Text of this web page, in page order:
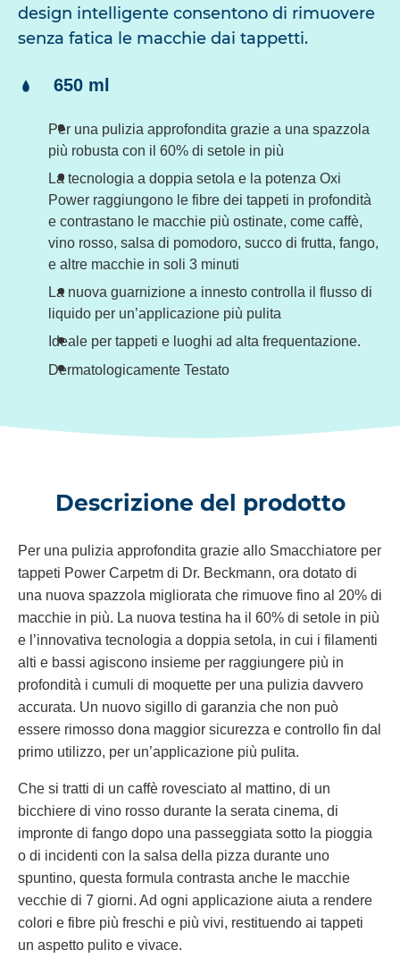
design intelligente consentono di rimuovere
senza fatica le macchie dai tappetti.
Contenuto:
650 ml
Per una pulizia approfondita grazie a una spazzola
più robusta con il 60% di setole in più
La tecnologia a doppia setola e la potenza Oxi
Power raggiungono le fibre dei tappeti in profondità
e contrastano le macchie più ostinate, come caffè,
vino rosso, salsa di pomodoro, succo di frutta, fango,
e altre macchie in soli 3 minuti
La nuova guarnizione a innesto controlla il flusso di
liquido per un’applicazione più pulita
Ideale per tappeti e luoghi ad alta frequentazione.
Dermatologicamente Testato
Descrizione del prodotto
Per una pulizia approfondita grazie allo Smacchiatore per
tappeti Power Carpetm di Dr. Beckmann, ora dotato di
una nuova spazzola migliorata che rimuove fino al 20% di
macchie in più. La nuova testina ha il 60% di setole in più
e l’innovativa tecnologia a doppia setola, in cui i filamenti
alti e bassi agiscono insieme per raggiungere più in
profondità i cumuli di moquette per una pulizia davvero
accurata. Un nuovo sigillo di garanzia che non può
essere rimosso dona maggior sicurezza e controllo fin dal
primo utilizzo, per un’applicazione più pulita.
Che si tratti di un caffè rovesciato al mattino, di un
bicchiere di vino rosso durante la serata cinema, di
impronte di fango dopo una passeggiata sotto la pioggia
o di incidenti con la salsa della pizza durante uno
spuntino, questa formula contrasta anche le macchie
vecchie di 7 giorni. Ad ogni applicazione aiuta a rendere
colori e fibre più freschi e più vivi, restituendo ai tappeti
un aspetto pulito e vivace.